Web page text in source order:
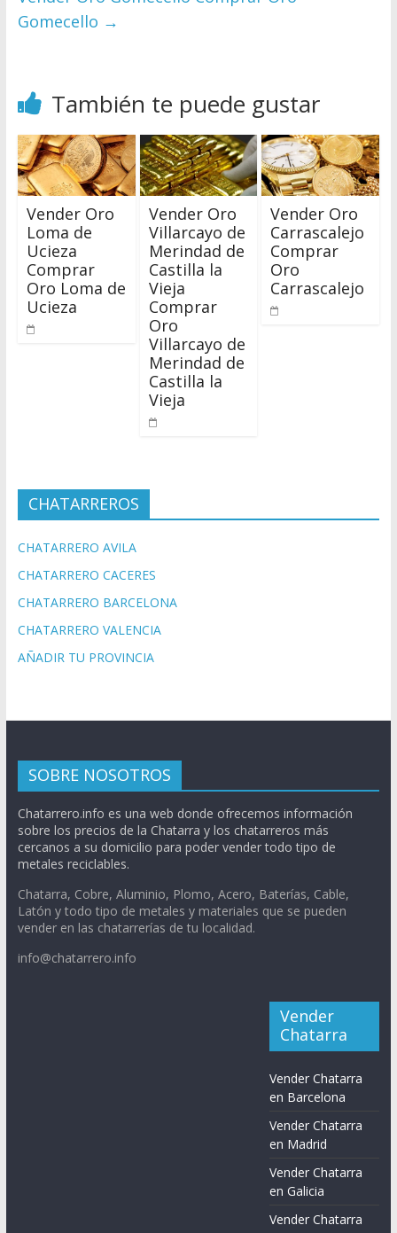
Gomecello →
También te puede gustar
Vender Oro
Loma de
Ucieza
Comprar
Oro Loma de
Ucieza
Vender Oro
Villarcayo de
Merindad de
Castilla la
Vieja
Comprar
Oro
Villarcayo de
Merindad de
Castilla la
Vieja
Vender Oro
Carrascalejo
Comprar
Oro
Carrascalejo
CHATARREROS
CHATARRERO AVILA
CHATARRERO CACERES
CHATARRERO BARCELONA
CHATARRERO VALENCIA
AÑADIR TU PROVINCIA
SOBRE NOSOTROS
Chatarrero.info es una web donde ofrecemos información
sobre los precios de la Chatarra y los chatarreros más
cercanos a su domicilio para poder vender todo tipo de
metales reciclables.
Chatarra, Cobre, Aluminio, Plomo, Acero, Baterías, Cable,
Latón y todo tipo de metales y materiales que se pueden
vender en las chatarrerías de tu localidad.
info@chatarrero.info
Vender
Chatarra
Vender Chatarra
en Barcelona
Vender Chatarra
en Madrid
Vender Chatarra
en Galicia
Vender Chatarra